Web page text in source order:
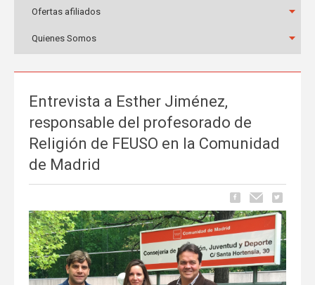
Ofertas afiliados
Quienes Somos
Entrevista a Esther Jiménez,
responsable del profesorado de
Religión de FEUSO en la Comunidad
de Madrid